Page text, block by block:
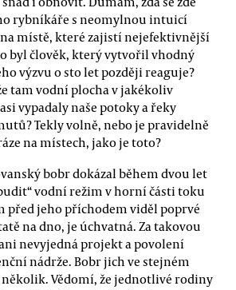
rybníkáře s neomylnou intuicí
místě, které zajistí nejefektivnější
byl člověk, který vytvořil vhodný
výzvu o sto let později reaguje?
tam vodní plocha v jakékoliv
vypadaly naše potoky a řeky
Tekly volně, nebo je pravidelně
na místech, jako je toto?
bobr dokázal během dvou let
vodní režim v horní části toku
před jeho příchodem viděl poprvé
na dno, je úchvatná. Za takovou
nevyjedná projekt a povolení
nádrže. Bobr jich ve stejném
několik. Vědomí, že jednotlivé rodiny